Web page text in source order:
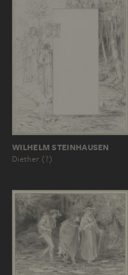
WILHELM STEINHAUSEN
Diether (?)